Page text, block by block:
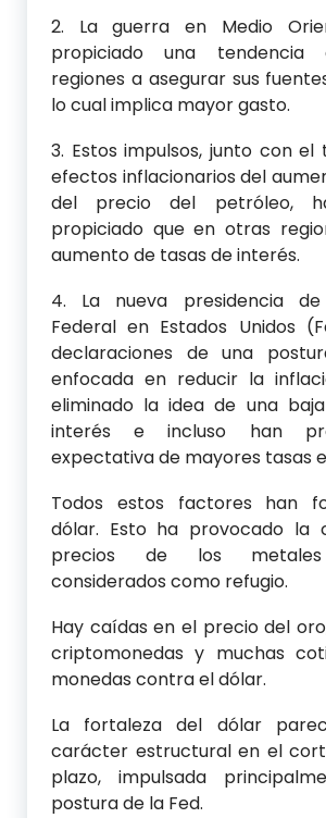
2. La guerra en Medio
propiciado una tendencia
regiones a asegurar sus
lo cual implica mayor gasto.
3. Estos impulsos, junto con
efectos inflacionarios del
del precio del petróleo,
propiciado que en otras
aumento de tasas de interés.
4. La nueva presidencia
Federal en Estados Unidos
declaraciones de una
enfocada en reducir la
eliminado la idea de una
interés e incluso han
expectativa de mayores tasas
Todos estos factores han
dólar. Esto ha provocado la
precios de los metales
considerados como refugio.
Hay caídas en el precio del
criptomonedas y muchas
monedas contra el dólar.
La fortaleza del dólar
carácter estructural en el
plazo, impulsada
postura de la Fed.